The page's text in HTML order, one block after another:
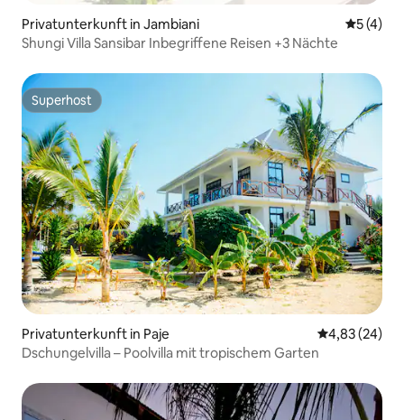
Privatunterkunft in Jambiani
5 (4)
Shungi Villa Sansibar Inbegriffene Reisen +3 Nächte
Superhost
Superhost
Privatunterkunft in Paje
4,83 (24)
Dschungelvilla – Poolvilla mit tropischem Garten